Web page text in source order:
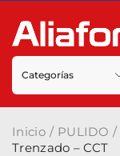
Inicio / PULIDO /
Trenzado – CCT